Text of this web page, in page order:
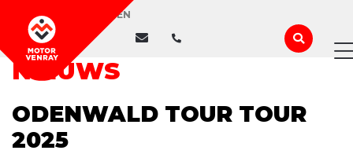
WIJ ZIJN GESLOTEN
NIEUWS
ODENWALD TOUR TOUR
2025